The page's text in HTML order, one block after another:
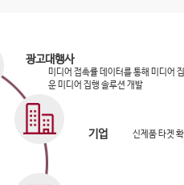
광고대행사
미디어 접촉률 데이터를 통해 미디어
운 미디어 집행 솔루션 개발
기업 신제품 타겟